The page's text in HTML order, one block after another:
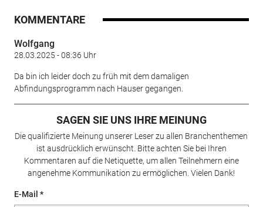
KOMMENTARE
Wolfgang
28.03.2025 - 08:36 Uhr
Da bin ich leider doch zu früh mit dem damaligen
Abfindungsprogramm nach Hauser gegangen.
SAGEN SIE UNS IHRE MEINUNG
Die qualifizierte Meinung unserer Leser zu allen Branchenthemen
ist ausdrücklich erwünscht. Bitte achten Sie bei Ihren
Kommentaren auf die Netiquette, um allen Teilnehmern eine
angenehme Kommunikation zu ermöglichen. Vielen Dank!
E-Mail